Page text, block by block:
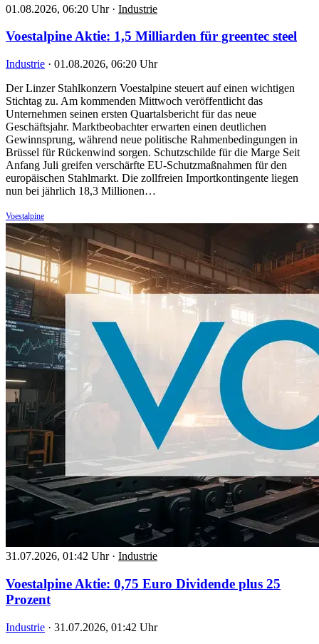
01.08.2026, 06:20 Uhr · Industrie
Voestalpine Aktie: 1,5 Milliarden für greentec steel
Industrie · 01.08.2026, 06:20 Uhr
Der Linzer Stahlkonzern Voestalpine steuert auf einen wichtigen
Stichtag zu. Am kommenden Mittwoch veröffentlicht das
Unternehmen seinen ersten Quartalsbericht für das neue
Geschäftsjahr. Marktbeobachter erwarten einen deutlichen
Gewinnsprung, während neue politische Rahmenbedingungen in
Brüssel für Rückenwind sorgen. Schutzschilde für die Marge Seit
Anfang Juli greifen verschärfte EU-Schutzmaßnahmen für den
europäischen Stahlmarkt. Die zollfreien Importkontingente liegen
nun bei jährlich 18,3 Millionen…
Voestalpine
31.07.2026, 01:42 Uhr · Industrie
Voestalpine Aktie: 0,75 Euro Dividende plus 25
Prozent
Industrie · 31.07.2026, 01:42 Uhr